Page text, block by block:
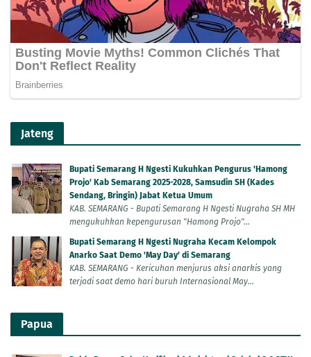
Jateng
Bupati Semarang H Ngesti Kukuhkan Pengurus 'Hamong
Projo' Kab Semarang 2025-2028, Samsudin SH (Kades
Sendang, Bringin) Jabat Ketua Umum
KAB. SEMARANG - Bupati Semarang H Ngesti Nugraha SH MH
mengukuhkan kepengurusan "Hamong Projo"...
Bupati Semarang H Ngesti Nugraha Kecam Kelompok
Anarko Saat Demo 'May Day' di Semarang
KAB. SEMARANG - Kericuhan menjurus aksi anarkis yang
terjadi saat demo hari buruh Internasional May...
Papua